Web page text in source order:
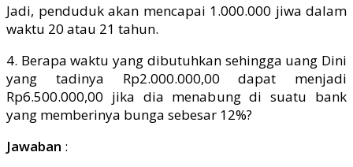
Jadi, penduduk akan mencapai 1.000.000 jiwa dalam
waktu 20 atau 21 tahun.
4. Berapa waktu yang dibutuhkan sehingga uang Dini
yang tadinya Rp2.000.000,00 dapat menjadi
Rp6.500.000,00 jika dia menabung di suatu bank
yang memberinya bunga sebesar 12%?
Jawaban :